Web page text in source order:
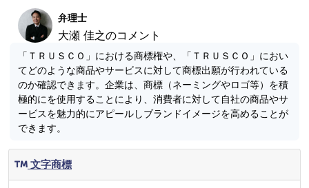
弁理士
大瀬 佳之のコメント
「ＴＲＵＳＣＯ」における商標権や、「ＴＲＵＳＣＯ」におい
てどのような商品やサービスに対して商標出願が行われている
のか確認できます。企業は、商標（ネーミングやロゴ等）を積
極的にを使用することにより、消費者に対して自社の商品やサ
ービスを魅力的にアピールしブランドイメージを高めることが
できます。
文字商標